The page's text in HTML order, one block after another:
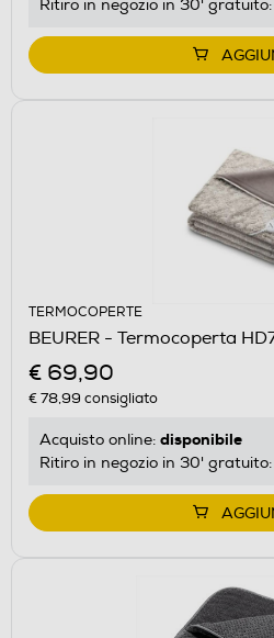
Ritiro in negozio in 30' gratuito:
TERMOCOPERTE
BEURER - Termocoperta
€ 69,90
€ 78,99 consigliato
Acquisto online: disponibile
Ritiro in negozio in 30' gratuito: